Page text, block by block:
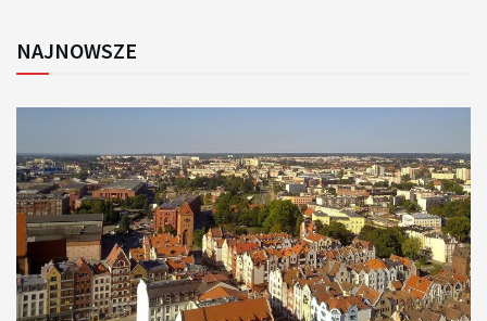
NAJNOWSZE